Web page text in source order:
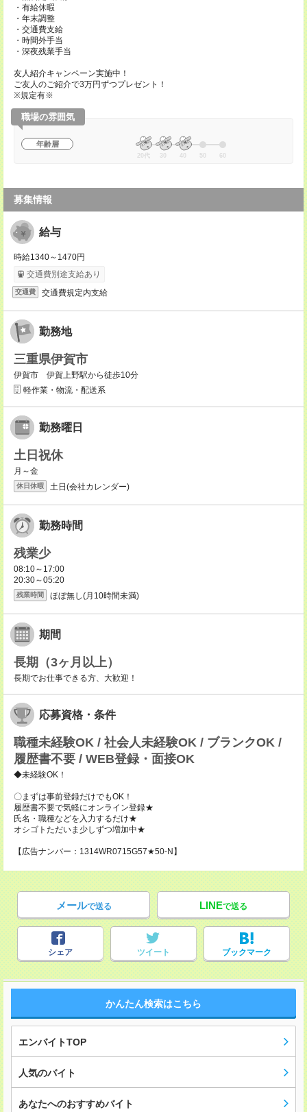
・有給休暇
・年末調整
・交通費支給
・時間外手当
・深夜残業手当
友人紹介キャンペーン実施中！
ご友人のご紹介で3万円ずつプレゼント！
※規定有※
職場の雰囲気
年齢層
20代 30 40 50 60
募集情報
給与
時給1340～1470円
交通費別途支給あり
交通費 交通費規定内支給
勤務地
三重県伊賀市
伊賀市 伊賀上野駅から徒歩10分
軽作業・物流・配送系
勤務曜日
土日祝休
月～金
休日休暇 土日(会社カレンダー)
勤務時間
残業少
08:10～17:00
20:30～05:20
残業時間 ほぼ無し(月10時間未満)
期間
長期（3ヶ月以上）
長期でお仕事できる方、大歓迎！
応募資格・条件
職種未経験OK / 社会人未経験OK / ブランクOK /
履歴書不要 / WEB登録・面接OK
◆未経験OK！
〇まずは事前登録だけでもOK！
履歴書不要で気軽にオンライン登録★
氏名・職種などを入力するだけ★
オシゴトただいま少しずつ増加中★
【広告ナンバー：1314WR0715G57★50-N】
メールで送る LINEで送る
シェア ツイート ブックマーク
かんたん検索はこちら
エンバイトTOP
人気のバイト
あなたへのおすすめバイト